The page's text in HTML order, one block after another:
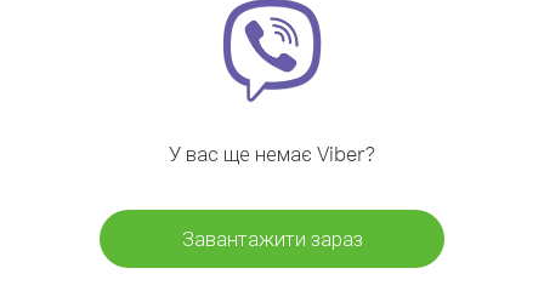
У вас ще немає Viber?
Завантажити зараз